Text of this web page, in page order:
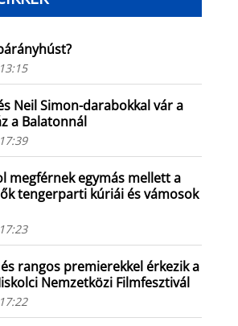
Neil Simon-darabokkal vár a
a Balatonnál
megférnek egymás mellett a
tengerparti kúriái és vámosok
rangos premierekkel érkezik a
Nemzetközi Filmfesztivál